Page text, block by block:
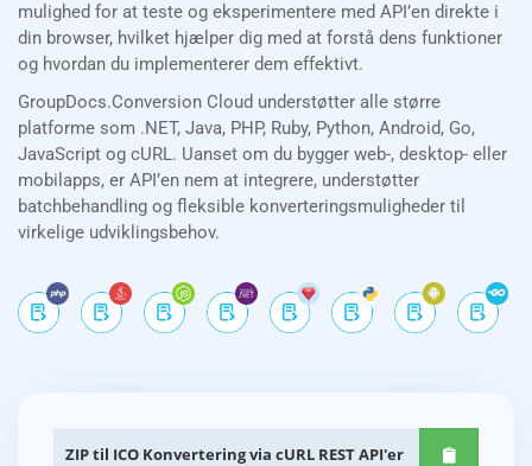
mulighed for at teste og eksperimentere med API’en direkte i
din browser, hvilket hjælper dig med at forstå dens funktioner
og hvordan du implementerer dem effektivt.
GroupDocs.Conversion Cloud understøtter alle større
platforme som .NET, Java, PHP, Ruby, Python, Android, Go,
JavaScript og cURL. Uanset om du bygger web-, desktop- eller
mobilapps, er API’en nem at integrere, understøtter
batchbehandling og fleksible konverteringsmuligheder til
virkelige udviklingsbehov.
ZIP til ICO Konvertering via cURL REST API'er